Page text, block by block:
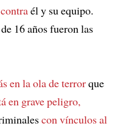
él y su equipo.
16 años fueron las
en la ola de terrorque
en grave peligro,
con vínculos al